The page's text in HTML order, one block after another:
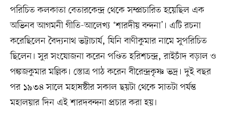
পরিচিত কলকাতা বেতারকেন্দ্র থেকে সম্প্রচারিত হয়েছিল এক
অভিনব আগমনী গীতি-আলেখ্য ‘শারদীয় বন্দনা’। এটি রচনা
করেছিলেন বৈদ‍্যনাথ ভট্টাচার্য, যিনি বাণীকুমার নামে সুপরিচিত
ছিলেন। সুর সংযোজনা করেন পণ্ডিত হরিশচন্দ্র, রাইচাঁদ বড়াল ও
পঙ্কজকুমার মল্লিক। স্তোত্র পাঠ করেন বীরেন্দ্রকৃষ্ণ ভদ্র। দুই বছর
পর ১৯৩৪ সালে মহাষষ্ঠীর সকাল ছয়টা থেকে সাতটা পর্যন্ত
মহালয়ার দিন এই শারদবন্দনা প্রচার করা হয়।